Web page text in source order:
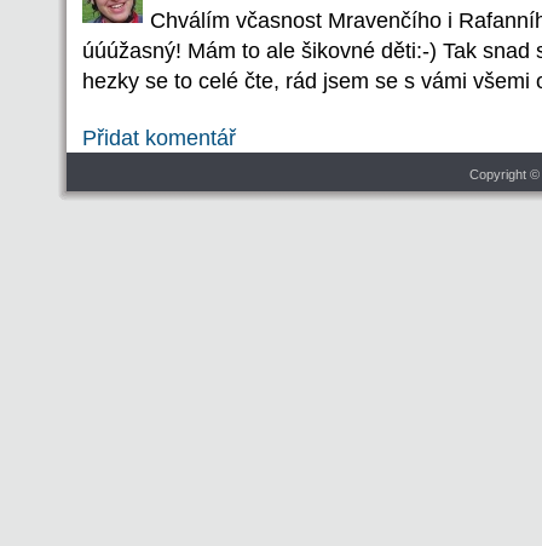
Chválím včasnost Mravenčího i
úúúžasný! Mám to ale šikovné děti:-) Tak
hezky se to celé čte, rád jsem se s vámi všemi
Přidat komentář
Copyright